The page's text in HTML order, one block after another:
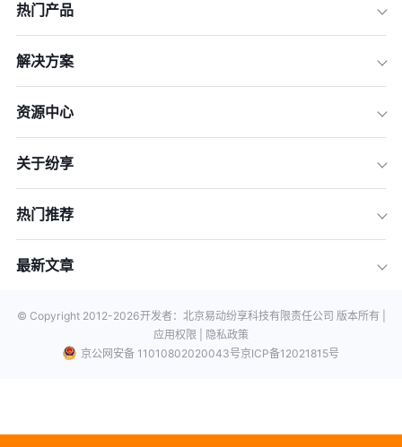
热门产品
解决方案
资源中心
关于纷享
热门推荐
最新文章
© Copyright 2012-2026开发者：北京易动纷享科技有限责任公司 版本所有 |
应用权限 |
隐私政策
京公网安备 11010802020043号京ICP备12021815号